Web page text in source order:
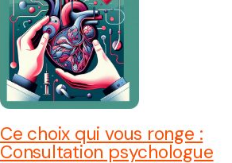
Ce choix qui vous ronge :
Consultation psychologue